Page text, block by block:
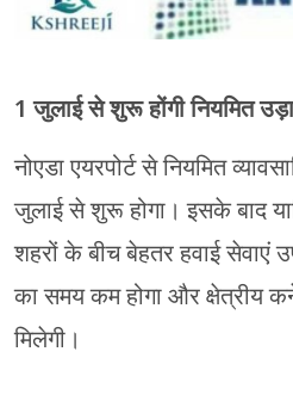
1 जुलाई से शुरू होंगी नियमित
नोएडा एयरपोर्ट से नियमित
जुलाई से शुरू होगा। इसके बाद
शहरों के बीच बेहतर हवाई सेवाएं
का समय कम होगा और क्षेत्रीय
मिलेगी।